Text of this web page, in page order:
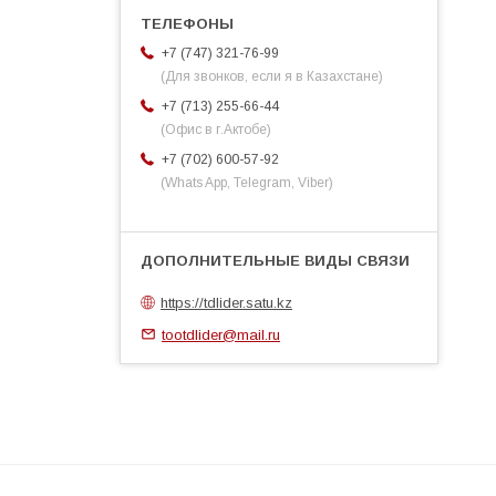
+7 (747) 321-76-99
(Для звонков, если я в Казахстане)
+7 (713) 255-66-44
(Офис в г.Актобе)
+7 (702) 600-57-92
(Whats App, Telegram, Viber)
https://tdlider.satu.kz
tootdlider@mail.ru